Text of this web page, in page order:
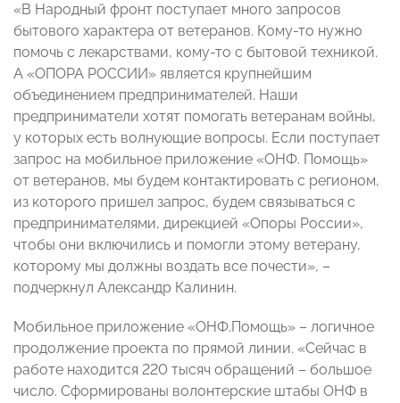
«В Народный фронт поступает много запросов
бытового характера от ветеранов. Кому-то нужно
помочь с лекарствами, кому-то с бытовой техникой.
А «ОПОРА РОССИИ» является крупнейшим
объединением предпринимателей. Наши
предприниматели хотят помогать ветеранам войны,
у которых есть волнующие вопросы. Если поступает
запрос на мобильное приложение «ОНФ. Помощь»
от ветеранов, мы будем контактировать с регионом,
из которого пришел запрос, будем связываться с
предпринимателями, дирекцией «Опоры России»,
чтобы они включились и помогли этому ветерану,
которому мы должны воздать все почести», –
подчеркнул Александр Калинин.
Мобильное приложение «ОНФ.Помощь» – логичное
продолжение проекта по прямой линии. «Сейчас в
работе находится 220 тысяч обращений – большое
число. Сформированы волонтерские штабы ОНФ в